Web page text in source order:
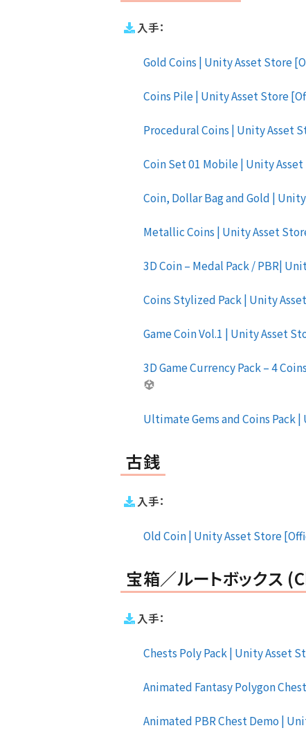
入手：
Gold Coins | Unity Asset Store
Coins Pile | Unity Asset Store
Procedural Coins | Unity Asset
Coin Set 01 Mobile | Unity
Coin, Dollar Bag and Gold |
Metallic Coins | Unity Asset
3D Coin – Medal Pack / PBR|
Coins Stylized Pack | Unity
Game Coin Vol.1 | Unity Asset
3D Game Currency Pack – 4
Ultimate Gems and Coins Pack
古銭
入手：
Old Coin | Unity Asset Store
宝箱／ルートボックス
入手：
Chests Poly Pack | Unity Asset
Animated Fantasy Polygon
Animated PBR Chest Demo |